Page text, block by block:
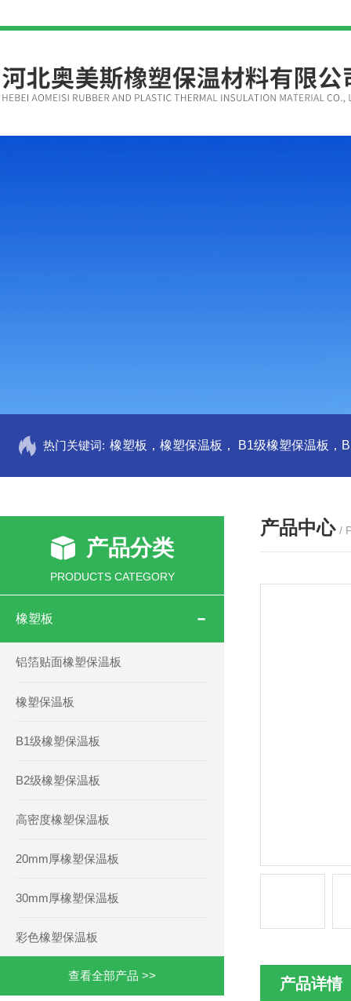
热门关键词:
产品分类
PRODUCTS CATEGORY
橡塑板
铝箔贴面橡塑保温板
橡塑保温板
B1级橡塑保温板
B2级橡塑保温板
高密度橡塑保温板
20mm厚橡塑保温板
30mm厚橡塑保温板
彩色橡塑保温板
查看全部产品 >>
产品中心 /
产品详情